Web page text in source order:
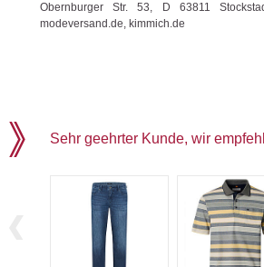
Obernburger Str. 53, D 63811
modeversand.de, kimmich.de
Sehr geehrter Kunde, wir